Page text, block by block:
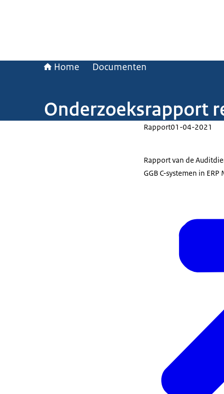
Home Documenten
Onderzoeksrapport
Rapport01-04-2021
Rapport van de
GGB C-systemen in